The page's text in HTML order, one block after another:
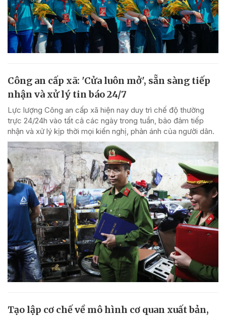
Công an cấp xã: 'Cửa luôn mở', sẵn sàng tiếp
nhận và xử lý tin báo 24/7
Lực lượng Công an cấp xã hiện nay duy trì chế độ thường
trực 24/24h vào tất cả các ngày trong tuần, bảo đảm tiếp
nhận và xử lý kịp thời mọi kiến nghị, phản ánh của người dân.
Tạo lập cơ chế về mô hình cơ quan xuất bản,